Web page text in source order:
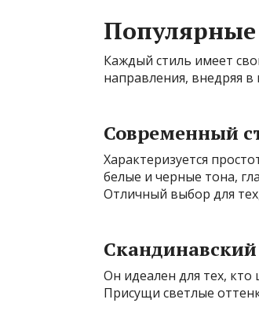
Популярные
Каждый стиль имеет
направления, внедряя
Современный
Характеризуется
белые и черные тона,
Отличный выбор для
Скандинавский
Он идеален для тех,
Присущи светлые